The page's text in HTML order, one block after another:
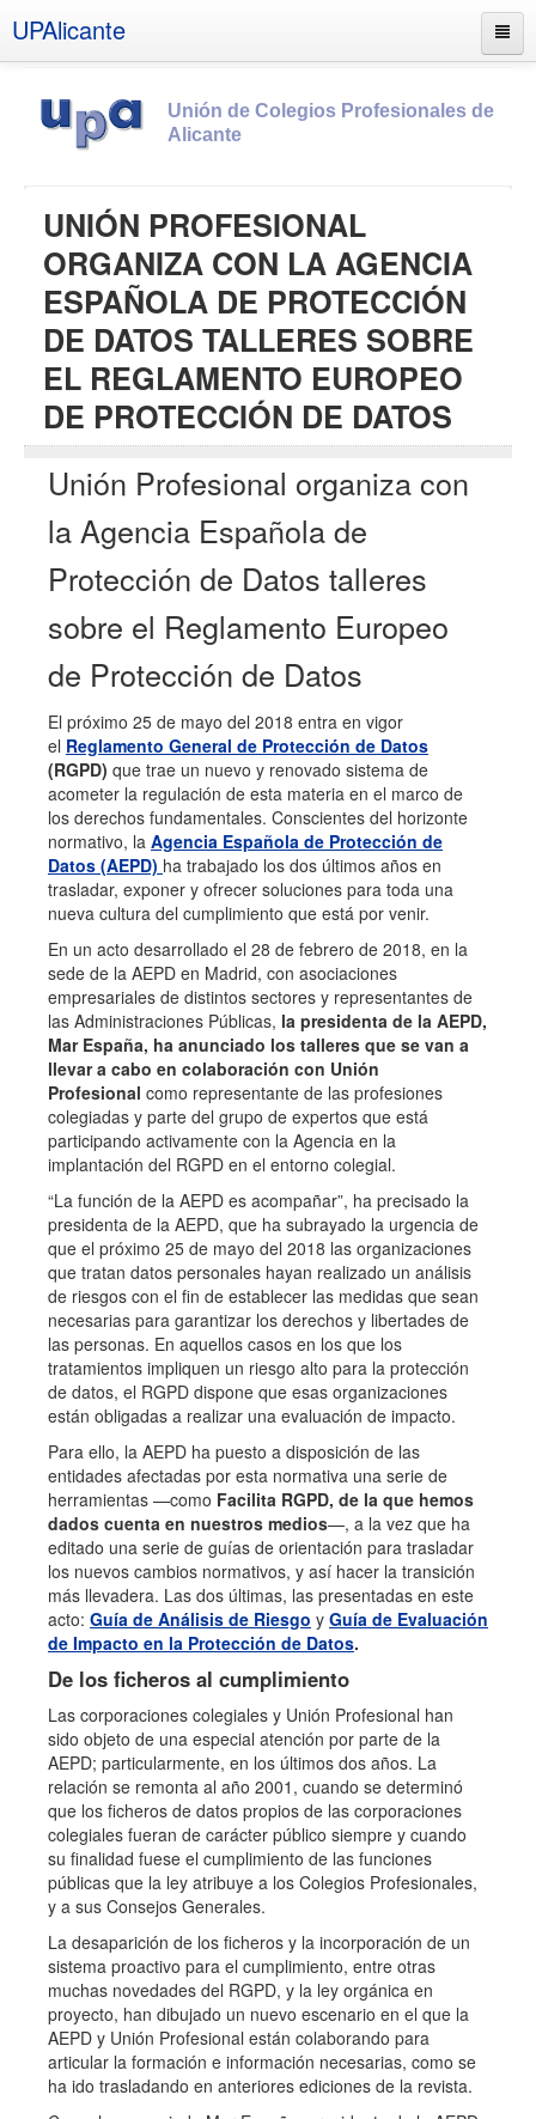
UPAlicante
Unión de Colegios Profesionales de
Alicante
Socios
Estatutos
Documentos
Boletines
UPSANA
PROA
Contacto
UNIÓN PROFESIONAL
ORGANIZA CON LA AGENCIA
ESPAÑOLA DE PROTECCIÓN
DE DATOS TALLERES SOBRE
EL REGLAMENTO EUROPEO
DE PROTECCIÓN DE DATOS
Unión Profesional organiza con
la Agencia Española de
Protección de Datos talleres
sobre el Reglamento Europeo
de Protección de Datos
El próximo 25 de mayo del 2018 entra en vigor
el Reglamento General de Protección de Datos
(RGPD) que trae un nuevo y renovado sistema de
acometer la regulación de esta materia en el marco de
los derechos fundamentales. Conscientes del horizonte
normativo, la Agencia Española de Protección de
Datos (AEPD) ha trabajado los dos últimos años en
trasladar, exponer y ofrecer soluciones para toda una
nueva cultura del cumplimiento que está por venir.
En un acto desarrollado el 28 de febrero de 2018, en la
sede de la AEPD en Madrid, con asociaciones
empresariales de distintos sectores y representantes de
las Administraciones Públicas, la presidenta de la AEPD,
Mar España, ha anunciado los talleres que se van a
llevar a cabo en colaboración con Unión
Profesional como representante de las profesiones
colegiadas y parte del grupo de expertos que está
participando activamente con la Agencia en la
implantación del RGPD en el entorno colegial.
“La función de la AEPD es acompañar”, ha precisado la
presidenta de la AEPD, que ha subrayado la urgencia de
que el próximo 25 de mayo del 2018 las organizaciones
que tratan datos personales hayan realizado un análisis
de riesgos con el fin de establecer las medidas que sean
necesarias para garantizar los derechos y libertades de
las personas. En aquellos casos en los que los
tratamientos impliquen un riesgo alto para la protección
de datos, el RGPD dispone que esas organizaciones
están obligadas a realizar una evaluación de impacto.
Para ello, la AEPD ha puesto a disposición de las
entidades afectadas por esta normativa una serie de
herramientas —como Facilita RGPD, de la que hemos
dados cuenta en nuestros medios—, a la vez que ha
editado una serie de guías de orientación para trasladar
los nuevos cambios normativos, y así hacer la transición
más llevadera. Las dos últimas, las presentadas en este
acto: Guía de Análisis de Riesgo y Guía de Evaluación
de Impacto en la Protección de Datos.
De los ficheros al cumplimiento
Las corporaciones colegiales y Unión Profesional han
sido objeto de una especial atención por parte de la
AEPD; particularmente, en los últimos dos años. La
relación se remonta al año 2001, cuando se determinó
que los ficheros de datos propios de las corporaciones
colegiales fueran de carácter público siempre y cuando
su finalidad fuese el cumplimiento de las funciones
públicas que la ley atribuye a los Colegios Profesionales,
y a sus Consejos Generales.
La desaparición de los ficheros y la incorporación de un
sistema proactivo para el cumplimiento, entre otras
muchas novedades del RGPD, y la ley orgánica en
proyecto, han dibujado un nuevo escenario en el que la
AEPD y Unión Profesional están colaborando para
articular la formación e información necesarias, como se
ha ido trasladando en anteriores ediciones de la revista.